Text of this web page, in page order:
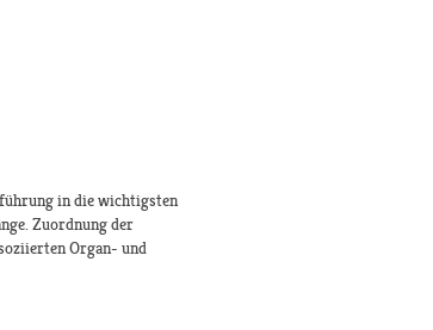
in die wichtigsten
Zuordnung der
Organ- und